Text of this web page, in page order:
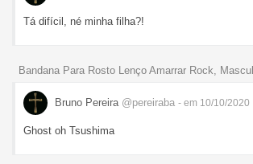
Tá difícil, né minha filha?!
Bandana Para Rosto Lenço Amarrar Rock,
Bruno Pereira @pereiraba - em 10/10/2020
Ghost oh Tsushima